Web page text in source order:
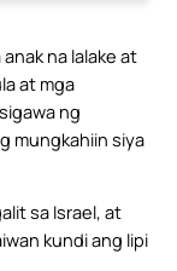
na lalake at
at mga
ng
mungkahiin siya
sa Israel, at
kundi ang lipi